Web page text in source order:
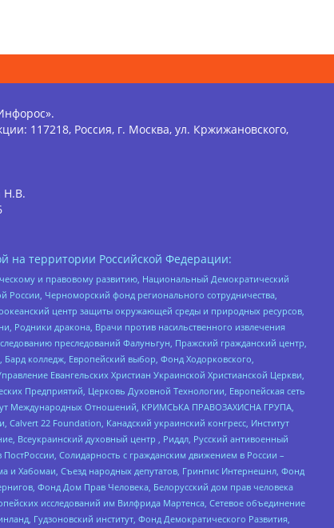
117218, Россия, г. Москва, ул. Кржижановского,
Н.В.
на территории Российской Федерации:
и правовому развитию, Национальный Демократический
России, Черноморский фонд регионального сотрудничества,
центр защиты окружающей среды и природных ресурсов,
Родники дракона, Врачи против насильственного извлечения
преследований Фалуньгун, Пражский гражданский центр,
колледж, Европейский выбор, Фонд Ходорковского,
Евангельских Христиан Украинской Христианской Церкви,
Предприятий, Церковь Духовной Технологии, Европейская сеть
Международных Отношений, КРИМСЬКА ПРАВОЗАХИСНА ГРУПА,
22 Foundation, Канадский украинский конгресс, Институт
Всеукраинский духовный центр , Риддл, Русский антивоенный
Солидарность с гражданским движением в России –
и Хабомаи, Съезд народных депутатов, Гринпис Интернешнл, Фонд
Фонд Дом Прав Человека, Белорусский дом прав человека
исследований им Вилфрида Мартенса, Сетевое объединение
Гудзоновский институт, Фонд Демократического Развития,